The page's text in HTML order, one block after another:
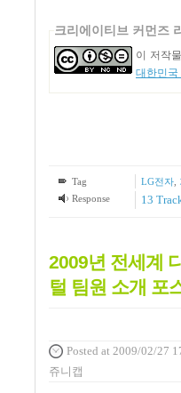
크리에이티브 커먼즈
이 저작
대한민국
Tag LG전자,
Response
13
2009년 전세계
털 팀원 소개 포
Posted at 2009/02/27
쥬니캡